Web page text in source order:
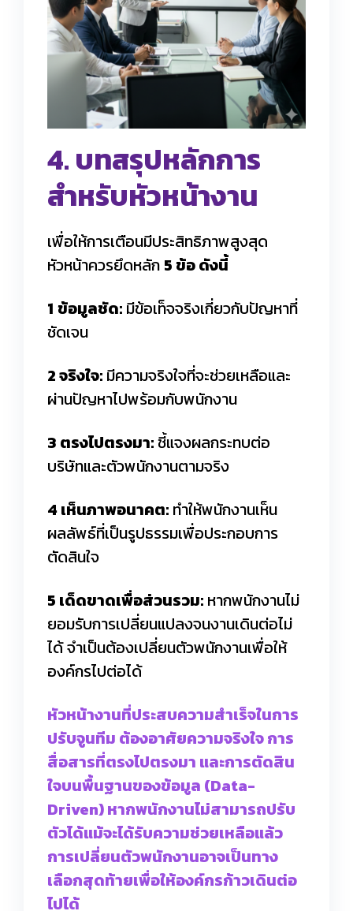
4. บทสรุปหลักการ
สำหรับหัวหน้างาน
เพื่อให้การเตือนมีประสิทธิภาพสูงสุด
หัวหน้าควรยึดหลัก 5 ข้อ ดังนี้
1 ข้อมูลชัด: มีข้อเท็จจริงเกี่ยวกับปัญหาที่
ชัดเจน
2 จริงใจ: มีความจริงใจที่จะช่วยเหลือและ
ผ่านปัญหาไปพร้อมกับพนักงาน
3 ตรงไปตรงมา:ชี้แจงผลกระทบต่อ
บริษัทและตัวพนักงานตามจริง
4 เห็นภาพอนาคต: ทำให้พนักงานเห็น
ผลลัพธ์ที่เป็นรูปธรรมเพื่อประกอบการ
ตัดสินใจ
5 เด็ดขาดเพื่อส่วนรวม: หากพนักงานไม่
ยอมรับการเปลี่ยนแปลงจนงานเดินต่อไม่
ได้ จำเป็นต้องเปลี่ยนตัวพนักงานเพื่อให้
องค์กรไปต่อได้
หัวหน้างานที่ประสบความสำเร็จในการ
ปรับจูนทีม ต้องอาศัยความจริงใจ การ
สื่อสารที่ตรงไปตรงมา และการตัดสิน
ใจบนพื้นฐานของข้อมูล (Data-
Driven) หากพนักงานไม่สามารถปรับ
ตัวได้แม้จะได้รับความช่วยเหลือแล้ว
การเปลี่ยนตัวพนักงานอาจเป็นทาง
เลือกสุดท้ายเพื่อให้องค์กรก้าวเดินต่อ
ไปได้